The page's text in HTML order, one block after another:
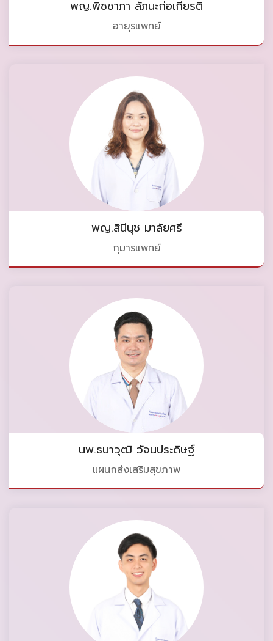
พญ.พิชชาภา ลัภนะก่อเกียรติ
อายุรแพทย์
พญ.สินีนุช มาลัยศรี
กุมารแพทย์
นพ.ธนาวุฒิ วัจนประดิษฐ์
แผนกส่งเสริมสุขภาพ